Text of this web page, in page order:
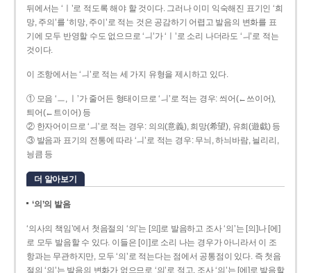
뒤에서는 ‘ㅣ’로 적도록 해야 할 것이다. 그러나 이미 익숙해진 표기인 ‘희
망, 주의’를 ‘히망, 주이’로 적는 것은 공감하기 어렵고 발음의 변화를 표
기에 모두 반영할 수도 없으므로 ‘ㅢ’가 ‘ㅣ’로 소리 나더라도 ‘ㅢ’로 적는
것이다.
이 조항에서는 ‘ㅢ’로 적는 세 가지 유형을 제시하고 있다.
① 모음 ‘ㅡ, ㅣ’가 줄어든 형태이므로 ‘ㅢ’로 적는 경우: 씌어(←쓰이어),
틔어(←트이어) 등
② 한자어이므로 ‘ㅢ’로 적는 경우: 의의(意義), 희망(希望), 유희(遊戱) 등
③ 발음과 표기의 전통에 따라 ‘ㅢ’로 적는 경우: 무늬, 하늬바람, 늴리리,
닁큼 등
더 알아보기
‘의’의 발음
‘의사의 책임’에서 첫음절의 ‘의’는 [의]로 발음하고 조사 ‘의’는 [의]나 [에]
로 모두 발음할 수 있다. 이들은 [이]로 소리 나는 경우가 아니라서 이 조
항과는 무관하지만, 모두 ‘의’로 적는다는 점에서 공통점이 있다. 즉 첫음
절의 ‘의’는 발음의 변화가 없으므로 ‘의’로 적고, 조사 ‘의’는 [에]로 발음할